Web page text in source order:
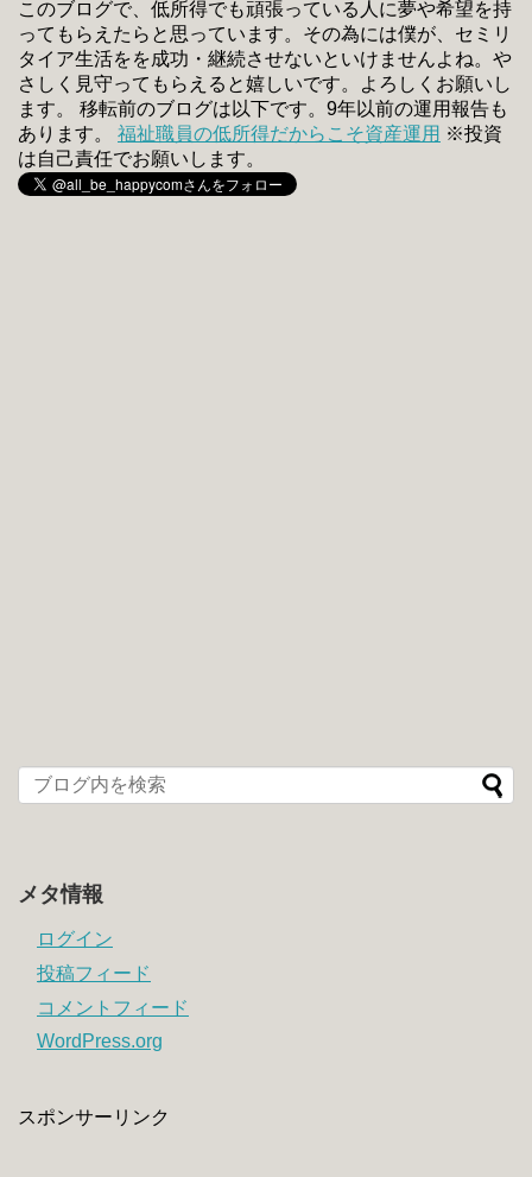
このブログで、低所得でも頑張っている人に夢や希望を持
ってもらえたらと思っています。その為には僕が、セミリ
タイア生活をを成功・継続させないといけませんよね。や
さしく見守ってもらえると嬉しいです。よろしくお願いし
ます。 移転前のブログは以下です。9年以前の運用報告も
あります。 福祉職員の低所得だからこそ資産運用 ※投資
は自己責任でお願いします。
メタ情報
ログイン
投稿フィード
コメントフィード
WordPress.org
スポンサーリンク